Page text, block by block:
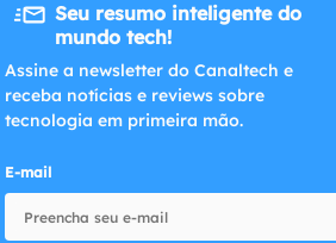
Seu resumo inteligente do
mundo tech!
Assine a newsletter do Canaltech e
receba notícias e reviews sobre
tecnologia em primeira mão.
E-mail